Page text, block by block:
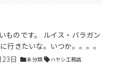
ものです。 ルイス・バラガン
行きたいな。いつか。。。。
日 folder未分類 sellハヤシ工務店